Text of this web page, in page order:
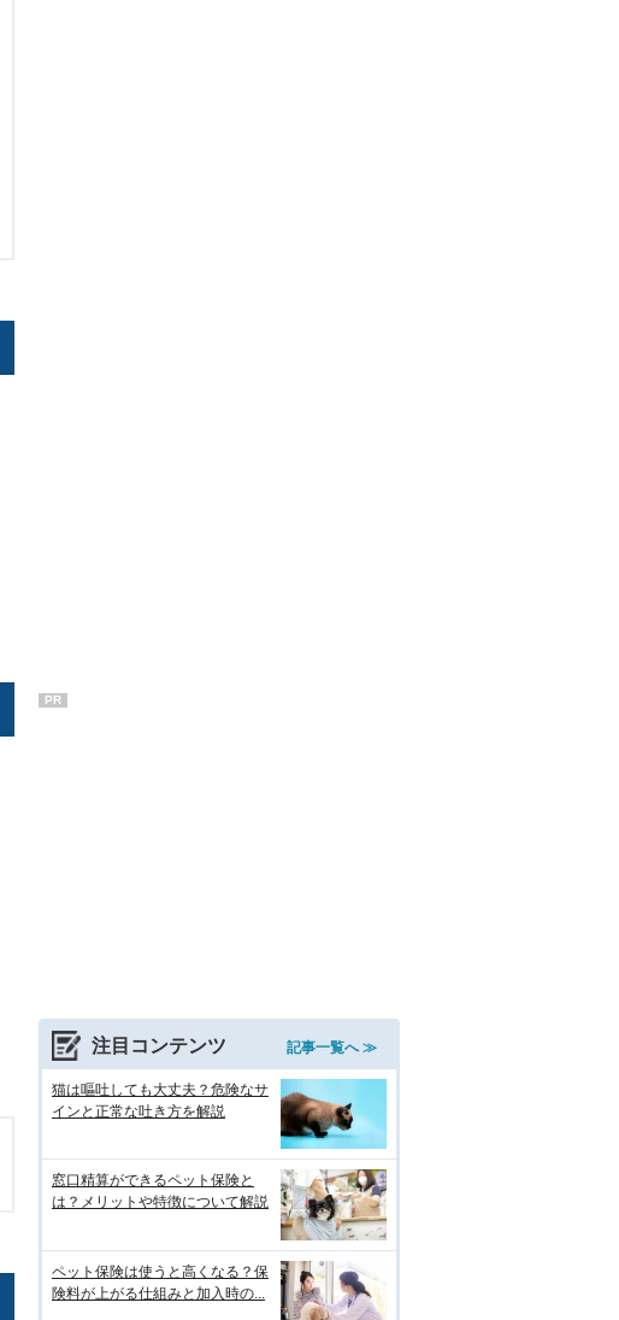
PR
注目コンテンツ 記事一覧へ ≫
猫は嘔吐しても大丈夫？危険なサ
インと正常な吐き方を解説
窓口精算ができるペット保険と
は？メリットや特徴について解説
ペット保険は使うと高くなる？保
険料が上がる仕組みと加入時の...